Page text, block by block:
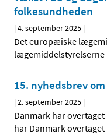
folkesundheden
|4. september 2025 |
Det europæiske
lægemiddelstyrelserne
15. nyhedsbrev
|2. september 2025 |
Danmark har
har Danmark